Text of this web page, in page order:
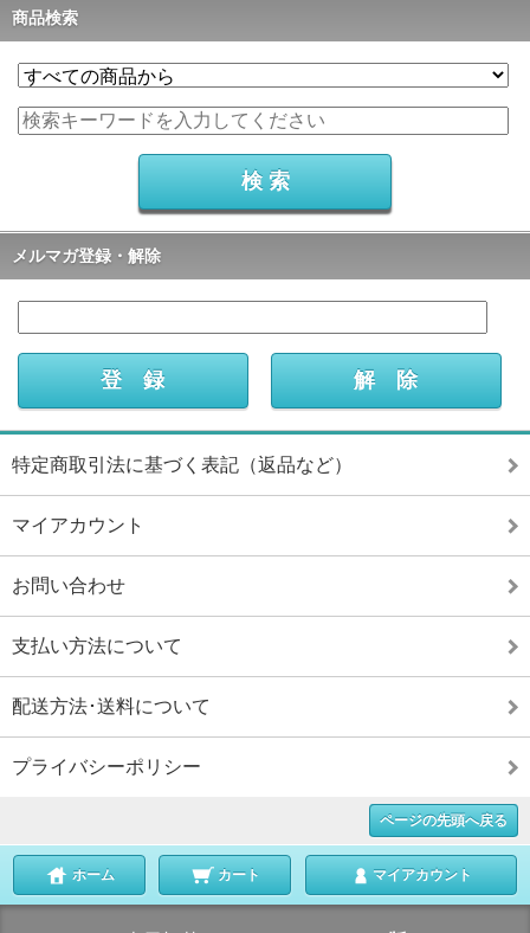
商品検索
メルマガ登録・解除
特定商取引法に基づく表記（返品など）
マイアカウント
お問い合わせ
支払い方法について
配送方法･送料について
プライバシーポリシー
ページの先頭へ戻る
ホーム カート マイアカウント